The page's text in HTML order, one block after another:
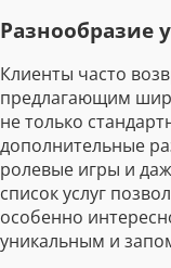
Разнообразие
Клиенты часто
предлагающим
не только
дополнительные
ролевые игры и
список услуг
особенно
уникальным и